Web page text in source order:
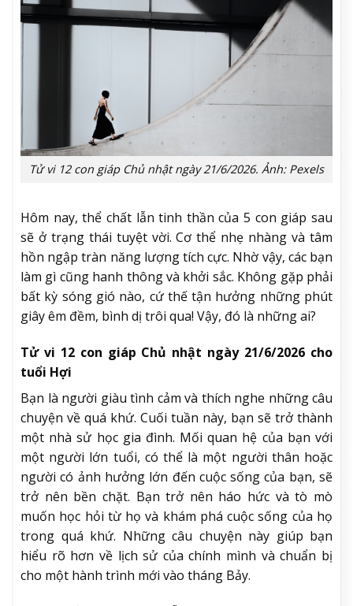
Tử vi 12 con giáp Chủ nhật ngày 21/6/2026. Ảnh: Pexels
Hôm nay, thể chất lẫn tinh thần của 5 con giáp sau
sẽ ở trạng thái tuyệt vời. Cơ thể nhẹ nhàng và tâm
hồn ngập tràn năng lượng tích cực. Nhờ vậy, các bạn
làm gì cũng hanh thông và khởi sắc. Không gặp phải
bất kỳ sóng gió nào, cứ thế tận hưởng những phút
giây êm đềm, bình dị trôi qua! Vậy, đó là những ai?
Tử vi 12 con giáp Chủ nhật ngày 21/6/2026 cho
tuổi Hợi
Bạn là người giàu tình cảm và thích nghe những câu
chuyện về quá khứ. Cuối tuần này, bạn sẽ trở thành
một nhà sử học gia đình. Mối quan hệ của bạn với
một người lớn tuổi, có thể là một người thân hoặc
người có ảnh hưởng lớn đến cuộc sống của bạn, sẽ
trở nên bền chặt. Bạn trở nên háo hức và tò mò
muốn học hỏi từ họ và khám phá cuộc sống của họ
trong quá khứ. Những câu chuyện này giúp bạn
hiểu rõ hơn về lịch sử của chính mình và chuẩn bị
cho một hành trình mới vào tháng Bảy.